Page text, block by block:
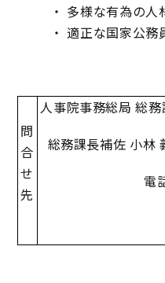
・ 多様な有為の
・ 適正な国家公
問
合
せ
先
人事院事務総局 総
総務課長補佐 小林
電